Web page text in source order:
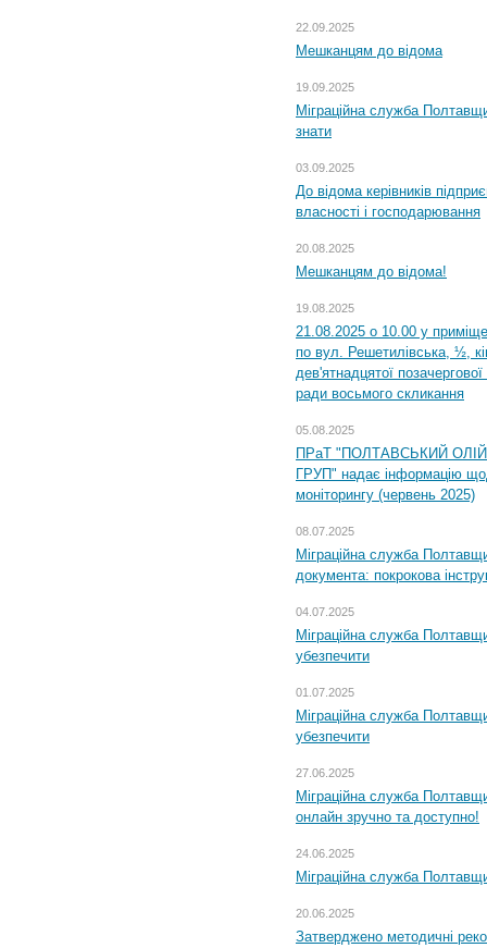
22.09.2025
Мешканцям до відома
19.09.2025
Міграційна служба
знати
03.09.2025
До відома керівників
власності і господарювання
20.08.2025
Мешканцям до відома!
19.08.2025
21.08.2025 о 10.00 у
по вул. Решетилівська, ½,
дев'ятнадцятої
ради восьмого скликання
05.08.2025
ПРаТ "ПОЛТАВСЬКИЙ
ГРУП" надає інформацію
моніторингу (червень 2025)
08.07.2025
Міграційна служба
документа: покрокова
04.07.2025
Міграційна служба
убезпечити
01.07.2025
Міграційна служба
убезпечити
27.06.2025
Міграційна служба
онлайн зручно та доступно!
24.06.2025
Міграційна служба
20.06.2025
Затверджено методичні